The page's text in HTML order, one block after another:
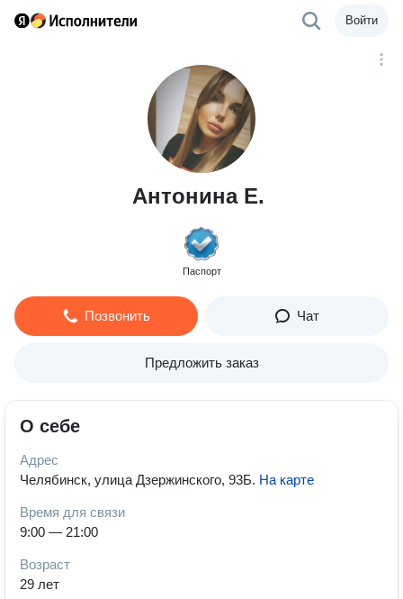
Войти
Антонина Е.
Паспорт
Позвонить Чат
Предложить заказ
О себе
Адрес
Челябинск, улица Дзержинского, 93Б. На карте
Время для связи
9:00 — 21:00
Возраст
29 лет